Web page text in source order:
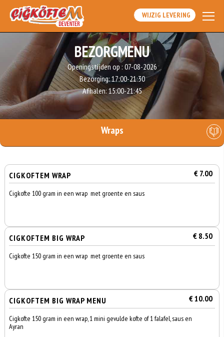
WIJZIG LEVERING
BEZORGMENU
Openingstijden op : 07-08-2026
Bezorging:17:00-21:30
Afhalen:15:00-21:45
Wraps
CIGKOFTEM WRAP € 7.00
Cigkofte 100 gram in een wrap met groente en saus
CIGKOFTEM BIG WRAP € 8.50
Cigkofte 150 gram in een wrap met groente en saus
CIGKOFTEM BIG WRAP MENU € 10.00
Cigkofte 150 gram in een wrap, 1 mini gevulde kofte of 1 falafel, saus en
Ayran